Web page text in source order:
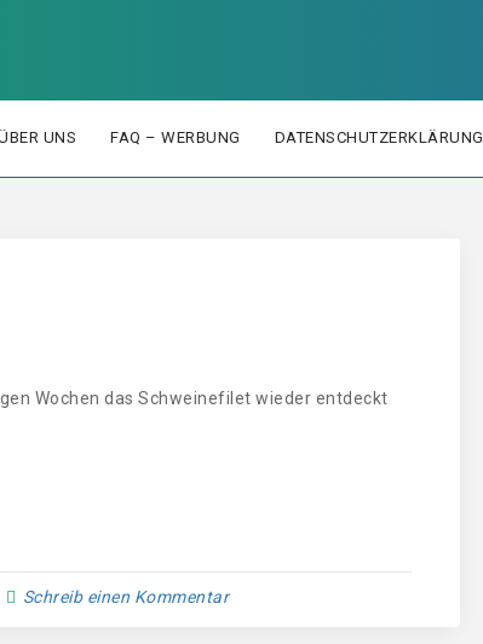
UNS FAQ – WERBUNG DATENSCHUTZERKLÄRUNG
Wochen das Schweinefilet wieder entdeckt
Schreib einen Kommentar